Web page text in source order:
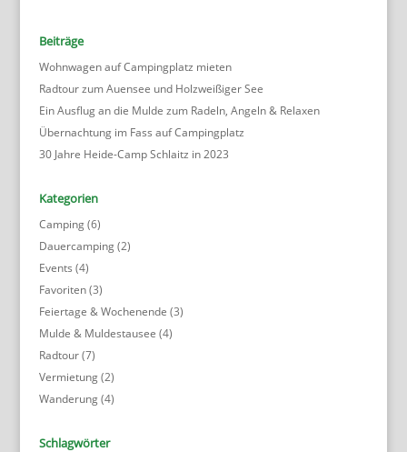
Beiträge
Wohnwagen auf Campingplatz mieten
Radtour zum Auensee und Holzweißiger See
Ein Ausflug an die Mulde zum Radeln, Angeln & Relaxen
Übernachtung im Fass auf Campingplatz
30 Jahre Heide-Camp Schlaitz in 2023
Kategorien
Camping(6)
Dauercamping(2)
Events (4)
Favoriten(3)
Feiertage & Wochenende (3)
Mulde & Muldestausee (4)
Radtour(7)
Vermietung(2)
Wanderung(4)
Schlagwörter